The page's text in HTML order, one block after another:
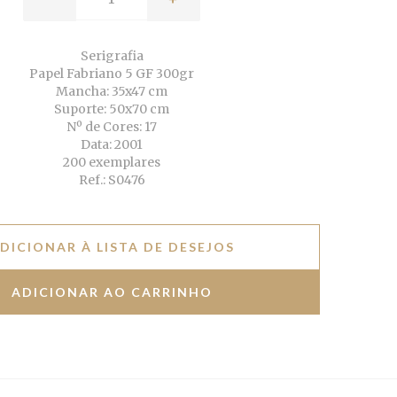
Serigrafia
Papel Fabriano 5 GF 300gr
Mancha: 35x47 cm
Suporte: 50x70 cm
Nº de Cores: 17
Data: 2001
200 exemplares
Ref.: S0476
À LISTA DE DESEJOS